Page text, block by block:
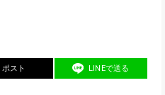
ポスト LINEで送る